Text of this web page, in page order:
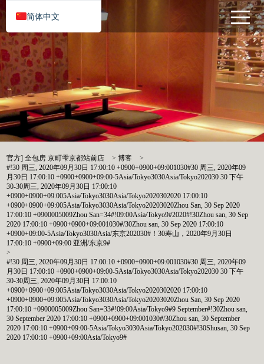
官方] 全包房 京町雫京都站前店 >博客
>
#!30 周三, 2020年09月30日 17:00:10 +0900+0900+09:001030#30 周三, 2020年09
月30日 17:00:10 +0900+0900+09:00-5Asia/Tokyo3030Asia/Tokyo202030 30 下午
30-30周三, 2020年09月30日 17:00:10
+0900+0900+09:005Asia/Tokyo3030Asia/Tokyo2020302020 17:00:10
+0900+0900+09:005Asia/Tokyo3030Asia/Tokyo20203020Zhou San, 30 Sep 2020
17:00:10 +0900005009Zhou San=34#!09:00Asia/Tokyo9#2020#!30Zhou san, 30 Sep
2020 17:00:10 +0900+0900+09:001030#/30Zhou san, 30 Sep 2020 17:00:10
+0900+09:00-5Asia/Tokyo3030Asia/东京202030#！30寿山，2020年9月30日
17:00:10 +0900+09:00 亚洲/东京9#
>
#!30 周三, 2020年09月30日 17:00:10 +0900+0900+09:001030#30 周三, 2020年09
月30日 17:00:10 +0900+0900+09:00-5Asia/Tokyo3030Asia/Tokyo202030 30 下午
30-30周三, 2020年09月30日 17:00:10
+0900+0900+09:005Asia/Tokyo3030Asia/Tokyo2020302020 17:00:10
+0900+0900+09:005Asia/Tokyo3030Asia/Tokyo20203020Zhou San, 30 Sep 2020
17:00:10 +0900005009Zhou San=33#!09:00Asia/Tokyo9#9 September#!30Zhou san,
30 September 2020 17:00:10 +0900+0900+09:001030#/30Zhou san, 30 September
2020 17:00:10 +0900+09:00-5Asia/Tokyo3030Asia/Tokyo202030#!30Shusan, 30 Sep
2020 17:00:10 +0900+09:00Asia/Tokyo9#
简体中文